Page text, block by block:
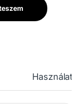
Használati